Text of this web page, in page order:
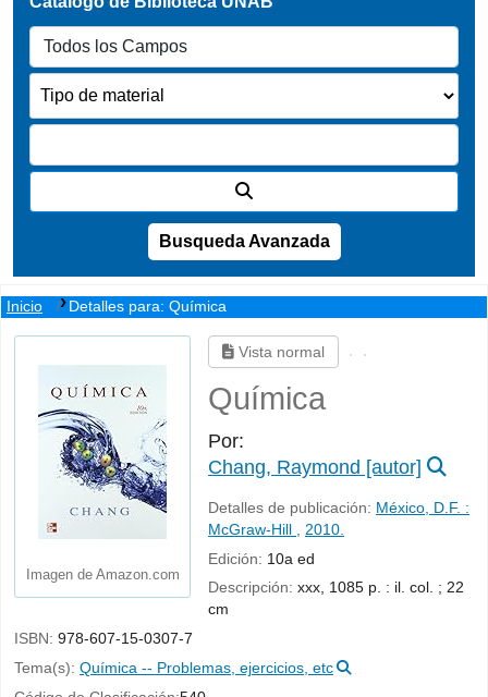
Busqueda Avanzada
Inicio Detalles para: Química
Imagen de Amazon.com
Vista normal
Química
Por:
Chang, Raymond [autor]
Detalles de publicación: México, D.F. :
McGraw-Hill ,
2010.
Edición: 10a ed
Descripción: xxx, 1085 p. : il. col. ; 22
cm
ISBN: 978-607-15-0307-7
Tema(s): Química -- Problemas, ejercicios, etc